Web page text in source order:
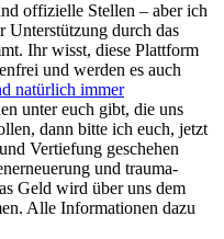
offizielle Stellen – aber ich
Unterstützung durch das
Ihr wisst, diese Plattform
und werden es auch
natürlich immer
unter euch gibt, die uns
dann bitte ich euch, jetzt
Vertiefung geschehen
und trauma-
Geld wird über uns dem
Alle Informationen dazu